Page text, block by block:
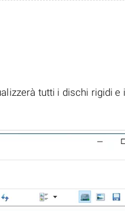
tutti i dischi rigidi e i